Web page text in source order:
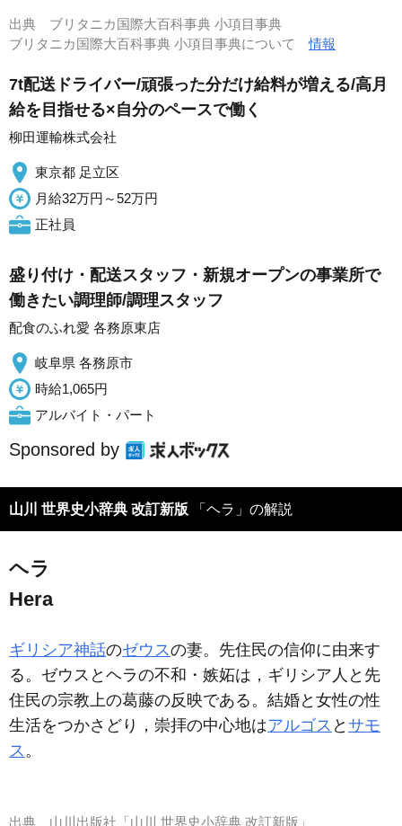
出典 ブリタニカ国際大百科事典 小項目事典
ブリタニカ国際大百科事典 小項目事典について情報
7t配送ドライバー/頑張った分だけ給料が増える/高月
給を目指せる×自分のペースで働く
柳田運輸株式会社
東京都 足立区
月給32万円～52万円
正社員
盛り付け・配送スタッフ・新規オープンの事業所で
働きたい調理師/調理スタッフ
配食のふれ愛 各務原東店
岐阜県 各務原市
時給1,065円
アルバイト・パート
Sponsored by
山川 世界史小辞典 改訂新版 「ヘラ」の解説
ヘラ
Hera
ギリシア神話のゼウスの妻。先住民の信仰に由来す
る。ゼウスとヘラの不和・嫉妬は，ギリシア人と先
住民の宗教上の葛藤の反映である。結婚と女性の性
生活をつかさどり，崇拝の中心地はアルゴス と サモ
ス。
出典 山川出版社「山川 世界史小辞典 改訂新版」